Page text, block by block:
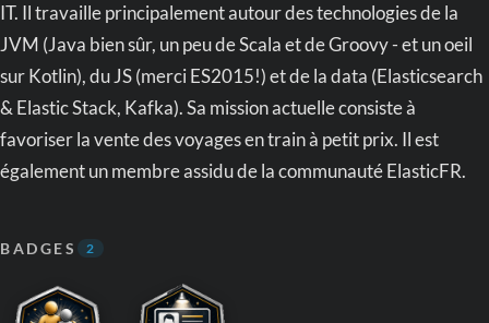
IT. Il travaille principalement autour des technologies de la
JVM (Java bien sûr, un peu de Scala et de Groovy - et un oeil
sur Kotlin), du JS (merci ES2015!) et de la data (Elasticsearch
& Elastic Stack, Kafka). Sa mission actuelle consiste à
favoriser la vente des voyages en train à petit prix. Il est
également un membre assidu de la communauté ElasticFR.
BADGES 2